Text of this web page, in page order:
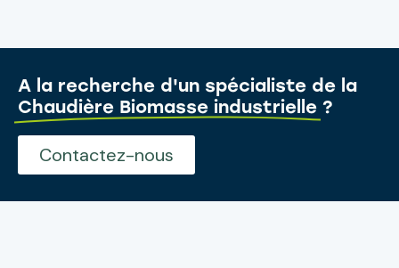
A la recherche d'un spécialiste de la
Chaudière Biomasse industrielle ?
Contactez-nous